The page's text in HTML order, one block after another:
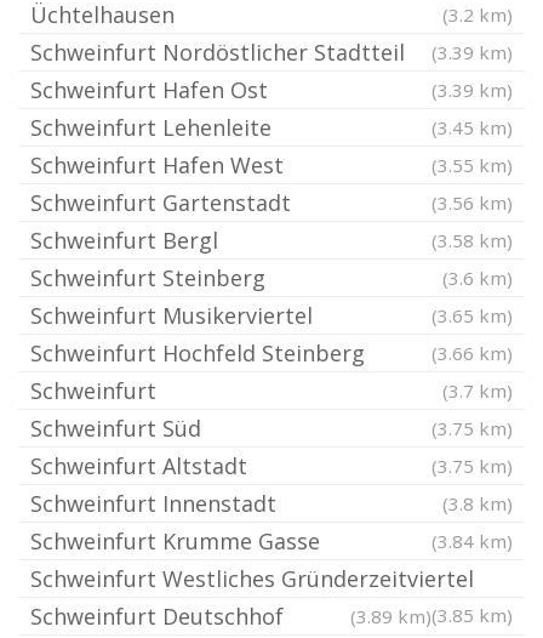
Üchtelhausen (3.2 km)
Schweinfurt Nordöstlicher Stadtteil (3.39 km)
Schweinfurt Hafen Ost (3.39 km)
Schweinfurt Lehenleite (3.45 km)
Schweinfurt Hafen West (3.55 km)
Schweinfurt Gartenstadt (3.56 km)
Schweinfurt Bergl (3.58 km)
Schweinfurt Steinberg (3.6 km)
Schweinfurt Musikerviertel (3.65 km)
Schweinfurt Hochfeld Steinberg (3.66 km)
Schweinfurt (3.7 km)
Schweinfurt Süd (3.75 km)
Schweinfurt Altstadt (3.75 km)
Schweinfurt Innenstadt (3.8 km)
Schweinfurt Krumme Gasse (3.84 km)
Schweinfurt Westliches Gründerzeitviertel
(3.85 km)
Schweinfurt Deutschhof (3.89 km)